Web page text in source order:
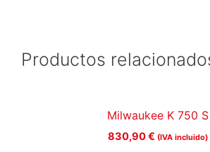
Productos
Milwaukee K 750 S
830,90€ (IVA incluido)